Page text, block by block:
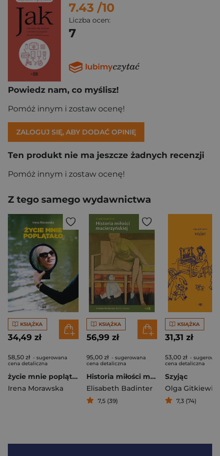
7.43 /10
Liczba ocen:
7
Powiedz nam, co myślisz!
Pomóż innym i zostaw ocenę!
ZALOGUJ SIĘ, ABY DODAĆ OPINIĘ
Ten produkt nie ma jeszcze żadnych recenzji
Pomóż innym i zostaw ocenę!
Z tego samego wydawnictwa
KSIĄŻKA
34,49 zł
58,50 zł - sugerowana
cena detaliczna
życie mnie poplątało
Irena Morawska
KSIĄŻKA
56,99 zł
95,00 zł - sugerowana
cena detaliczna
Historia miłości macierzyńskiej
Elisabeth Badinter
7,5 (39)
KSIĄŻKA
31,31 zł
53,00 zł -
cena detaliczna
Szyjąc
Olga Gitkiewicz
7,3 (74)